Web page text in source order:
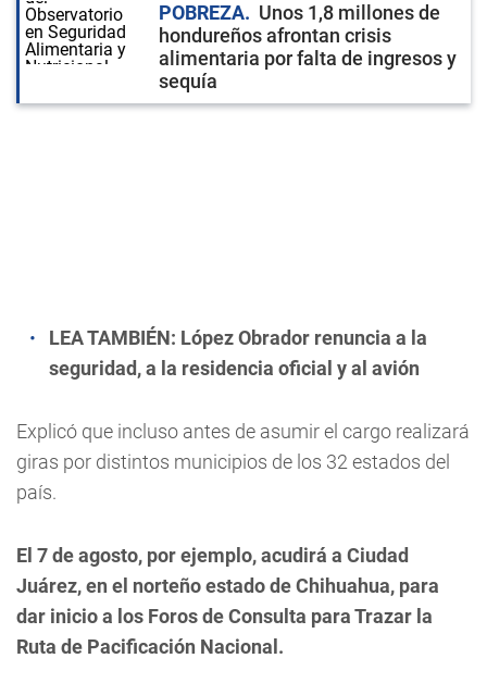
POBREZA
Unos 1,8 millones de
hondureños afrontan crisis
alimentaria por falta de ingresos y
sequía
LEA TAMBIÉN: López Obrador renuncia a la
seguridad, a la residencia oficial y al avión
Explicó que incluso antes de asumir el cargo realizará
giras por distintos municipios de los 32 estados del
país.
El 7 de agosto, por ejemplo, acudirá a Ciudad
Juárez, en el norteño estado de Chihuahua, para
dar inicio a los Foros de Consulta para Trazar la
Ruta de Pacificación Nacional.